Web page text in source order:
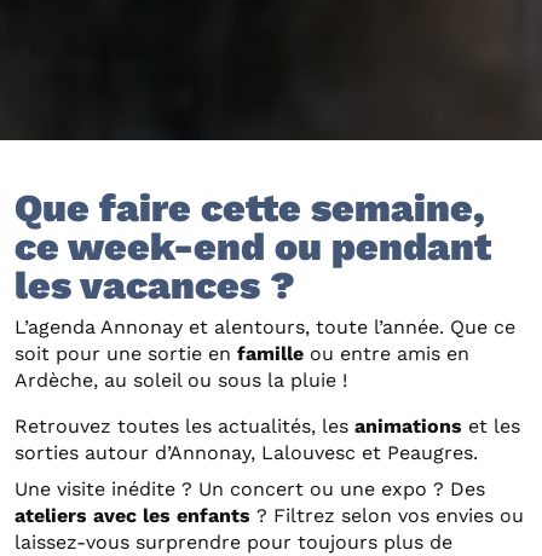
Que faire cette semaine,
ce week-end ou pendant
les vacances ?
L’agenda Annonay et alentours, toute l’année. Que ce
soit pour une sortie en famille ou entre amis en
Ardèche, au soleil ou sous la pluie !
Retrouvez toutes les actualités, les animations et les
sorties autour d’Annonay, Lalouvesc et Peaugres.
Une visite inédite ? Un concert ou une expo ? Des
ateliers avec les enfants ? Filtrez selon vos envies ou
laissez-vous surprendre pour toujours plus de